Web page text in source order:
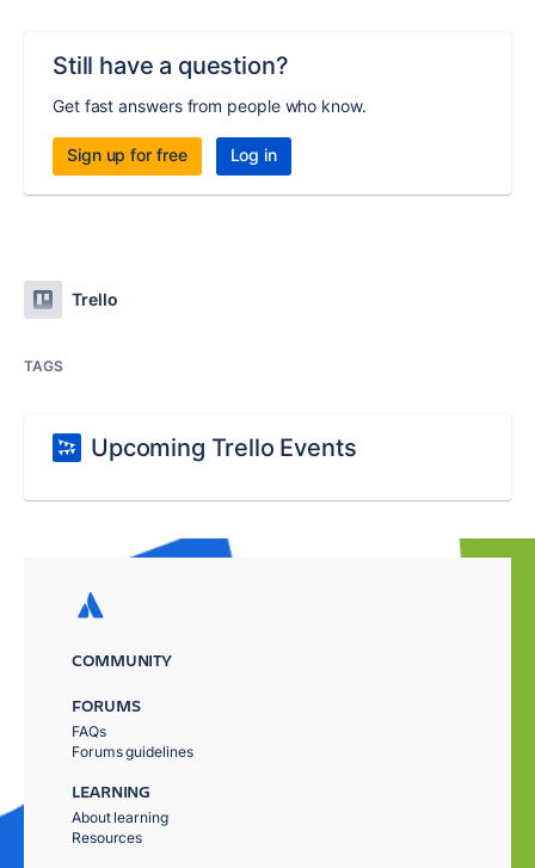
Still have a question?
Get fast answers from people who know.
Sign up for free Log in
Trello
TAGS
Upcoming Trello Events
COMMUNITY
FORUMS
FAQs
Forums guidelines
LEARNING
About learning
Resources